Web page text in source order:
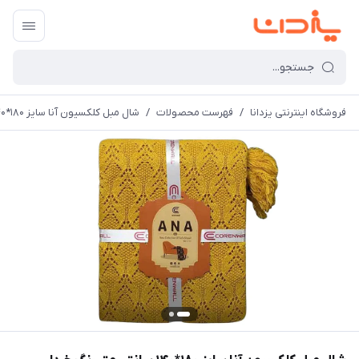
فروشگاه اینترنتی یزدانا / فهرست محصولات / شال مبل کلکسیون آنا سایز 180*140 سانتی متر رنگ خردلی